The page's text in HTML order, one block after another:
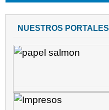
NUESTROS PORTALES